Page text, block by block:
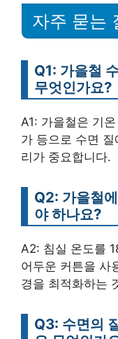
자주 묻는
Q1: 가을철
무엇인가요?
A1: 가을철은 기
가 등으로 수면
리가 중요합니다.
Q2: 가을철
야 하나요?
A2: 침실 온도를
어두운 커튼을 사
경을 최적화하는
Q3: 수면의